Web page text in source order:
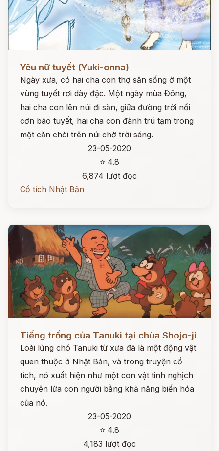
Yêu nữ tuyết (Yuki-onna)
Ngày xưa, có hai cha con thợ săn sống ở một
vùng tuyết rơi dày đặc. Một ngày mùa Đông,
hai cha con lên núi đi săn, giữa đường trời nổi
cơn bão tuyết, hai cha con đành trú tạm trong
một căn chòi trên núi chờ trời sáng.
23-05-2020
⭐ 4.8
6,874 lượt đọc
Cổ tích Nhật Bản
Đọc ngay
Tiếng trống của Tanuki tại chùa Shojo-ji
Loài lửng chó Tanuki từ xưa đã là một động vật
quen thuộc ở Nhật Bản, và trong truyện cổ
tích, nó xuất hiện như một con vật tinh nghịch
chuyên lừa con người bằng khả năng biến hóa
của nó.
23-05-2020
⭐ 4.8
4,183 lượt đọc